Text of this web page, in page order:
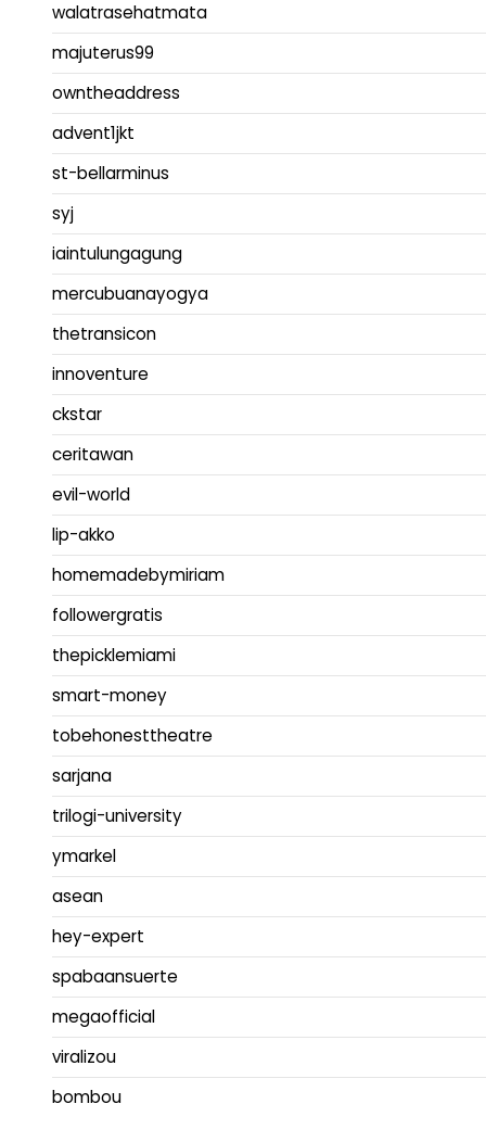
walatrasehatmata
majuterus99
owntheaddress
advent1jkt
st-bellarminus
syj
iaintulungagung
mercubuanayogya
thetransicon
innoventure
ckstar
ceritawan
evil-world
lip-akko
homemadebymiriam
followergratis
thepicklemiami
smart-money
tobehonesttheatre
sarjana
trilogi-university
ymarkel
asean
hey-expert
spabaansuerte
megaofficial
viralizou
bombou